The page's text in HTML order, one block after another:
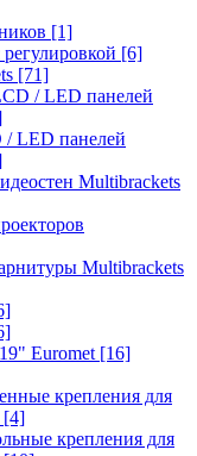
[1]
[6]
[71]
/ LED панелей
LED панелей
Multibrackets
Multibrackets
Euromet [16]
крепления для
[4]
крепления для